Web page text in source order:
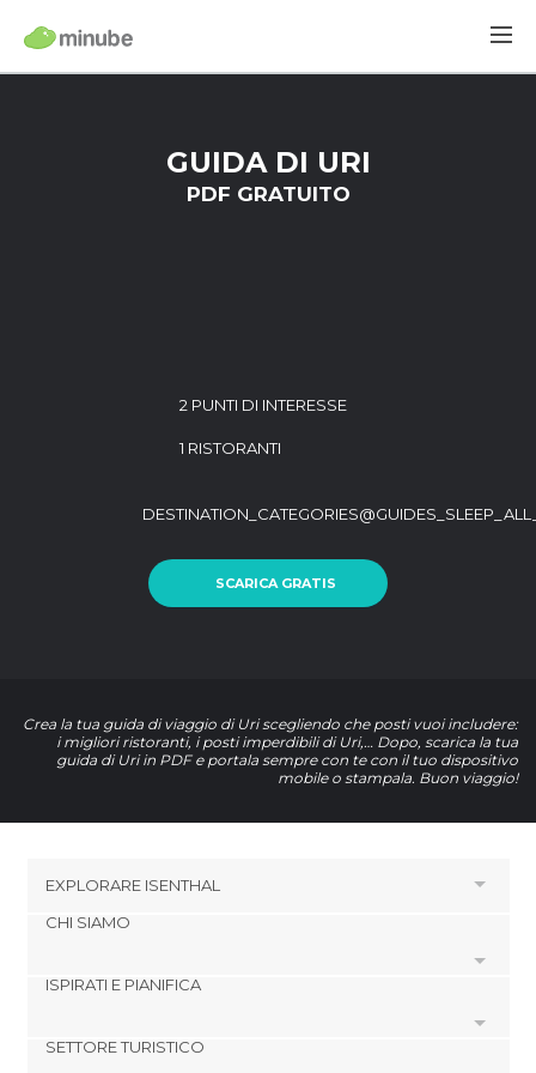
GUIDA DI URI
PDF GRATUITO
2 PUNTI DI INTERESSE
1 RISTORANTI
SCARICA GRATIS
Crea la tua guida di viaggio di Uri scegliendo che posti vuoi includere:
i migliori ristoranti, i posti imperdibili di Uri,… Dopo, scarica la tua
guida di Uri in PDF e portala sempre con te con il tuo dispositivo
mobile o stampala. Buon viaggio!
EXPLORARE ISENTHAL
Hotel a Bauen
Hotel a Emmetten
CHI SIAMO
Cookies
ISPIRATI E PIANIFICA
footer@item_discovertips_anchor
SETTORE TURISTICO